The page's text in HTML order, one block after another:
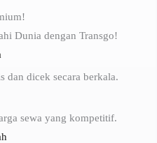
Dunia dengan Transgo!
dan dicek secara berkala.
sewa yang kompetitif.